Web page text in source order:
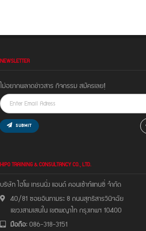
NEWSLETTER
ไม่อยากพลาดข่าวสาร กิจกรรม สมัครเลย!
SUBMIT
HIPO TRAINING & CONSULTANCY CO., LTD.
บริษัท ไฮโพ เทรนนิ่ง แอนด์ คอนเซ้าท์แทนซี่ จํากัด
40/81 ซอยอินทามระ 8 ถนนสุทธิสารวินิจฉัย
แขวงสามเสนใน เขตพญาไท กรุงเทพฯ 10400
มือถือ:086-318-3151